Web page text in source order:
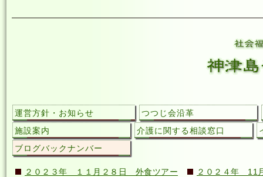
運営方針・お知らせ
つつじ会沿革
施設案内
介護に関する相談窓口
ブログバックナンバー
２０２３年 １１月２８日 外食ツアー
２０２４年 11